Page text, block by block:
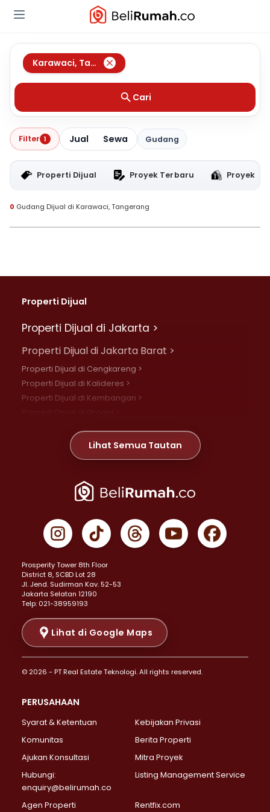
Karawaci, Tangerang
Cari
Filter 1 Jual Sewa Gudang
Properti Dijual Proyek Terbaru Proyek
0 Gudang Dijual di Karawaci, Tangerang
Properti Dijual
Properti Dijual di Jakarta >
Properti Dijual di Jakarta Barat >
Properti Dijual di Cengkareng >
Properti Dijual di Kalideres >
Properti Dijual di Kembangan >
Properti Dijual di Meruya >
Properti Dijual di Jelambar >
Properti Dijual di Jakarta Pusat >
Properti Dijual di Gambir >
Properti Dijual di Johar Baru >
Properti Dijual di Menteng >
Properti Dijual di Senen >
Properti Dijual di Tanah Abang >
Properti Dijual di Cikini >
Properti Dijual di Kramat >
Properti Dijual di Pasar Baru >
Properti Dijual di Bendungan Hilir >
Properti Dijual di Jakarta Selatan >
Properti Dijual di Lebak Bulus >
Properti Dijual di Gandaria Selatan >
Properti Dijual di Pondok Labu >
Properti Dijual di Lenteng Agung >
Properti Dijual di Senayan >
Properti Dijual di Pondok Pinang >
Lihat Semua Tautan
Prosperity Tower 8th Floor
District 8, SCBD Lot 28
JI. Jend. Sudirman Kav. 52-53
Jakarta Selatan 12190
Telp: 021-38959193
Lihat di Google Maps
© 2026 - PT Real Estate Teknologi. All rights reserved.
PERUSAHAAN
Syarat & Ketentuan
Kebijakan Privasi
Komunitas
Berita Properti
Ajukan Konsultasi
Mitra Proyek
Hubungi:
enquiry@belirumah.co
Listing Management Service
Agen Properti Rentfix.com